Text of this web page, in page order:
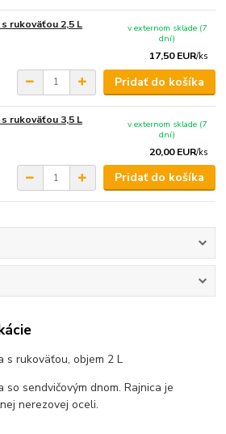
rukoväťou 2,5 L
17,50 EUR/ks
v externom sklade (7
dní)
Pridať do košíka
rukoväťou 3,5 L
20,00 EUR/ks
v externom sklade (7
dní)
Pridať do košíka
s rukoväťou, objem 2 L
sendvičovým dnom. Rajnica je
nerezovej oceli.